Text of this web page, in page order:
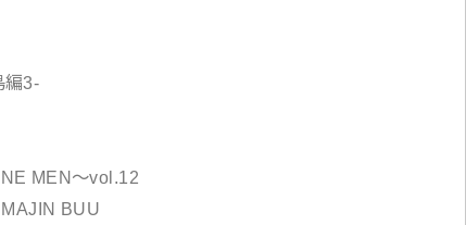
編3-
MEN～vol.12
BUU